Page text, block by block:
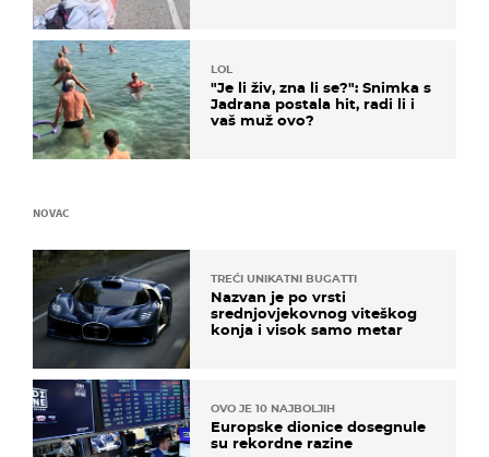
LOL
"Je li živ, zna li se?": Snimka s
Jadrana postala hit, radi li i
vaš muž ovo?
NOVAC
TREĆI UNIKATNI BUGATTI
Nazvan je po vrsti
srednjovjekovnog viteškog
konja i visok samo metar
OVO JE 10 NAJBOLJIH
Europske dionice dosegnule
su rekordne razine